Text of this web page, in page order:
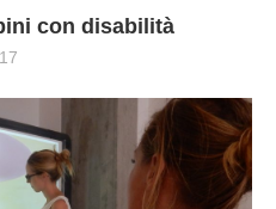
con disabilità